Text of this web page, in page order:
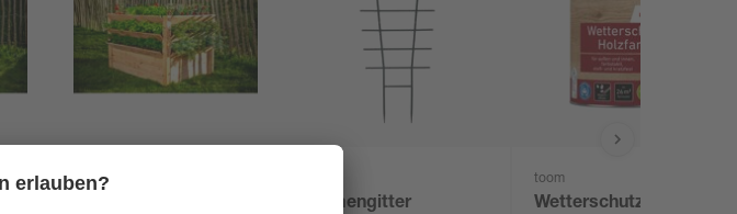
Westmann
Blumengitter
toom
Wetterschutz-